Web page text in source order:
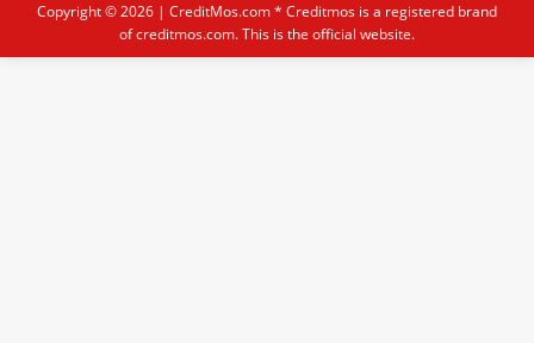
Copyright © 2026 | CreditMos.com* Creditmos is a registered brand
of creditmos.com. This is the official website.